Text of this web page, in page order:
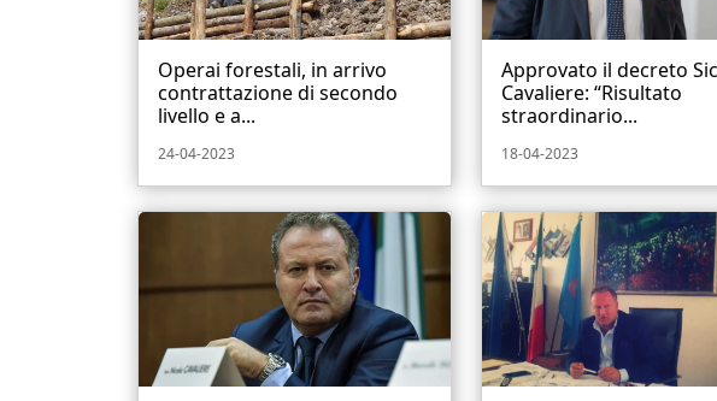
Operai forestali, in arrivo
contrattazione di secondo
livello e a...
24-04-2023
Approvato il decreto
Cavaliere: “Risultato
straordinario...
18-04-2023